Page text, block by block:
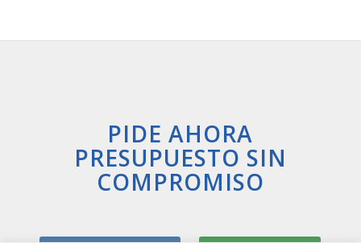
PIDE AHORA
PRESUPUESTO SIN
COMPROMISO